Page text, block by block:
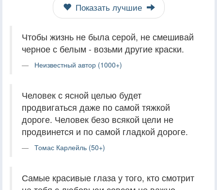
Показать лучшие
Чтобы жизнь не была серой, не смешивай
черное с белым - возьми другие краски.
Неизвестный автор (1000+)
Человек с ясной целью будет
продвигаться даже по самой тяжкой
дороге. Человек безо всякой цели не
продвинется и по самой гладкой дороге.
Томас Карлейль (50+)
Самые красивые глаза у того, кто смотрит